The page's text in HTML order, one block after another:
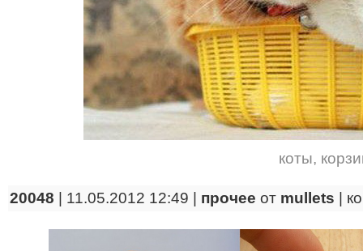
коты,
20048 | 11.05.2012 12:49 | прочее от mullets